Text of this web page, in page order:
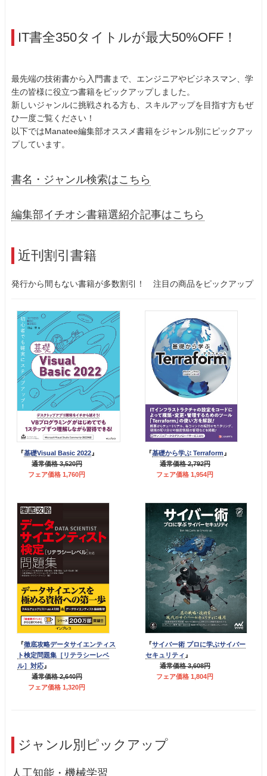
IT書全350タイトルが最大50%OFF！
最先端の技術書から入門書まで、エンジニアやビジネスマン、学
生の皆様に役立つ書籍をピックアップしました。
新しいジャンルに挑戦される方も、スキルアップを目指す方もぜ
ひ一度ご覧ください！
以下ではManatee編集部オススメ書籍をジャンル別にピックアッ
プしています。
書名・ジャンル検索はこちら
編集部イチオシ書籍選紹介記事はこちら
近刊割引書籍
発行から間もない書籍が多数割引！ 注目の商品をピックアップ
『基礎Visual Basic 2022 』
通常価格 3,520円
フェア価格 1,760円
『基礎から学ぶ Terraform 』
通常価格 2,792円
フェア価格 1,954円
『徹底攻略データサイエンティス
ト検定問題集［リテラシーレベ
ル］対応 』
通常価格 2,640円
フェア価格 1,320円
『サイバー術 プロに学ぶサイバー
セキュリティ 』
通常価格 3,608円
フェア価格 1,804円
ジャンル別ピックアップ
人工知能・機械学習